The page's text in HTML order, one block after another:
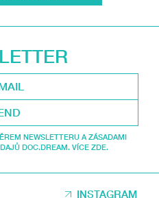
NEWSLETTERU A ZÁSADAMI
DOC.DREAM. VÍCE ZDE.
INSTAGRAM